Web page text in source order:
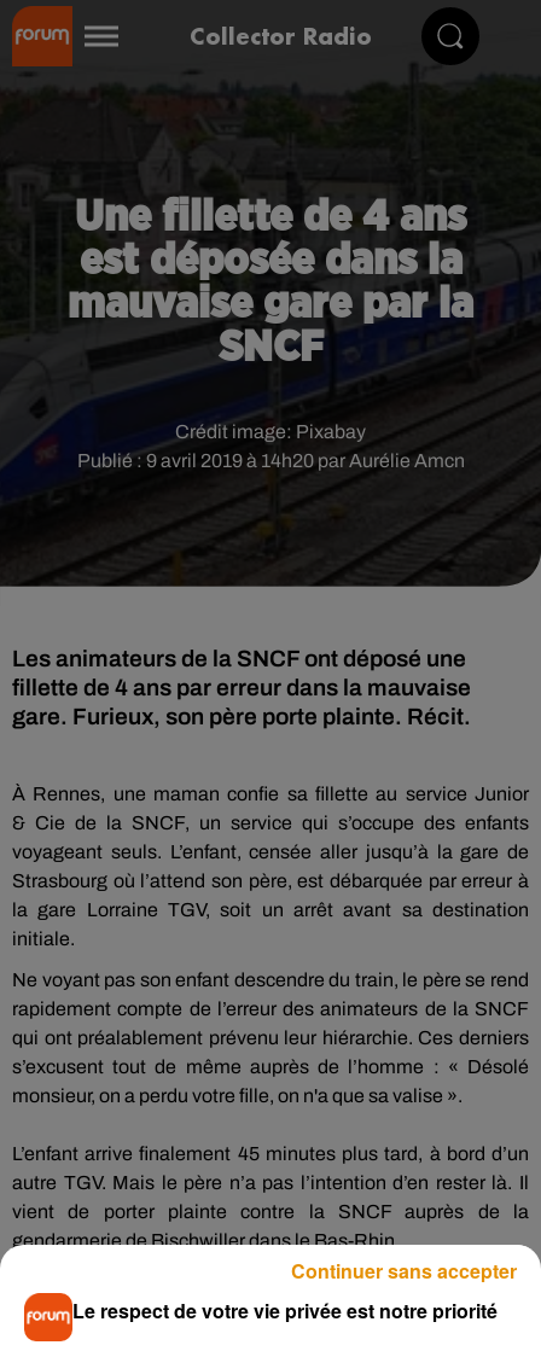
Collector Radio
Une fillette de 4 ans
est déposée dans la
mauvaise gare par la
SNCF
Publié : 9 avril 2019 à 14h20 par Aurélie Amcn
Crédit image: Pixabay
Les animateurs de la SNCF ont déposé une
fillette de 4 ans par erreur dans la mauvaise
gare. Furieux, son père porte plainte. Récit.
À Rennes, une maman confie sa fillette au service Junior
& Cie de la SNCF, un service qui s’occupe des enfants
voyageant seuls. L’enfant, censée aller jusqu’à la gare de
Strasbourg où l’attend son père, est débarquée par erreur à
la gare Lorraine TGV, soit un arrêt avant sa destination
initiale.
Ne voyant pas son enfant descendre du train, le père se rend
rapidement compte de l’erreur des animateurs de la SNCF
qui ont préalablement prévenu leur hiérarchie. Ces derniers
s’excusent tout de même auprès de l’homme : « Désolé
monsieur, on a perdu votre fille, on n'a que sa valise ».
L’enfant arrive finalement 45 minutes plus tard, à bord d’un
autre TGV. Mais le père n’a pas l’intention d’en rester là. Il
vient de porter plainte contre la SNCF auprès de la
gendarmerie de Bischwiller dans le Bas-Rhin.
Le respect de votre vie privée est notre priorité
Continuer sans accepter